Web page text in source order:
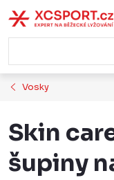
na
obsah
Vosky
Skin
šupiny